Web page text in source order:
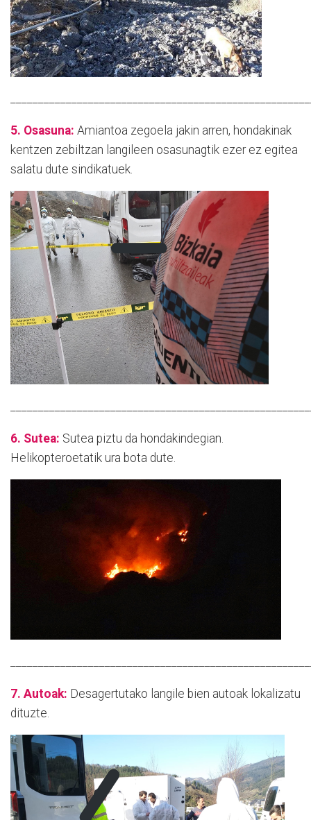
5. Osasuna: Amiantoa zegoela jakin arren, hondakinak
kentzen zebiltzan langileen osasunagtik ezer ez egitea
salatu dute sindikatuek.
6. Sutea: Sutea piztu da hondakindegian.
Helikopteroetatik ura bota dute.
7. Autoak: Desagertutako langile bien autoak lokalizatu
dituzte.